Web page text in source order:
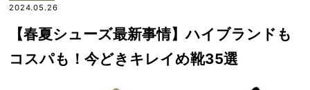
記憶
に一
生残
イー
2024.05.26
【春夏シューズ最新事情】ハイブランドも
コスパも！今どきキレイめ靴35選